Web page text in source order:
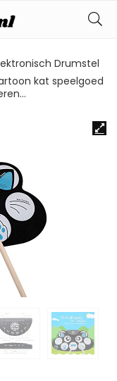
Drumstel
kat speelgoed